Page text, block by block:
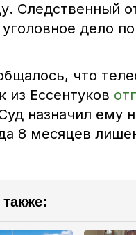
Следственный
дело
что
из Ессентуков
назначил ему
8 месяцев